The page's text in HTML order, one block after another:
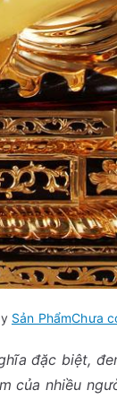
Sản PhẩmChưa
đặc biệt,
của nhiều